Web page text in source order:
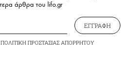
άρθρα του lifo.gr
ΕΓΓΡΑΦΗ
ΠΟΛΙΤΙΚΗ ΠΡΟΣΤΑΣΙΑΣ ΑΠΟΡΡΗΤΟΥ